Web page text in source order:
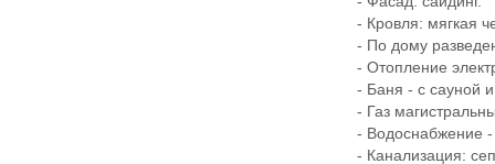
- Кровля: мягкая
- По дому
- Отопление
- Баня - с сауной
- Газ
- Водоснабжение -
- Канализация: